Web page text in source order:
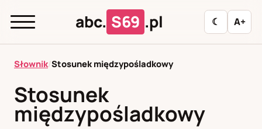
abc. S69 .pl ☾ A+
abc. S69 .pl
A B C D E F G H
Słownik/Stosunek międzypośladkowy
Stosunek
międzypośladkowy